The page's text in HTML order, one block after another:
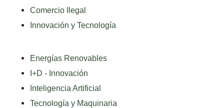
Comercio Ilegal
Innovación y Tecnología
Energías Renovables
I+D - Innovación
Inteligencia Artificial
Tecnología y Maquinaria